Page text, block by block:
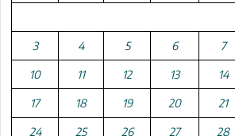
3 4 5 6 7
10 11 12 13 14
17 18 19 20 21
24 25 26 27 28